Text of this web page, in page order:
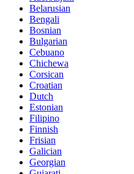
Belarusian
Bengali
Bosnian
Bulgarian
Cebuano
Chichewa
Corsican
Croatian
Dutch
Estonian
Filipino
Finnish
Frisian
Galician
Georgian